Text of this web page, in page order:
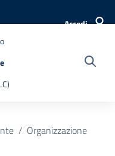
Accedi
Organizzazione